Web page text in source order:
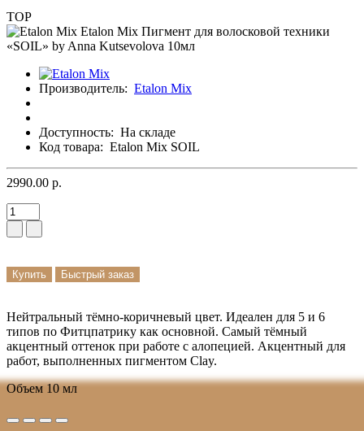
TOP
Производитель: Etalon Mix
Доступность: На складе
Код товара: Etalon Mix SOIL
2990.00 р.
Купить Быстрый заказ
Нейтральный тёмно-коричневый цвет. Идеален для 5 и 6
типов по Фитцпатрику как основной. Cамый тёмный
акцентный оттенок при работе с алопецией. Акцентный для
работ, выполненных пигментом Clay.
Объем 10 мл